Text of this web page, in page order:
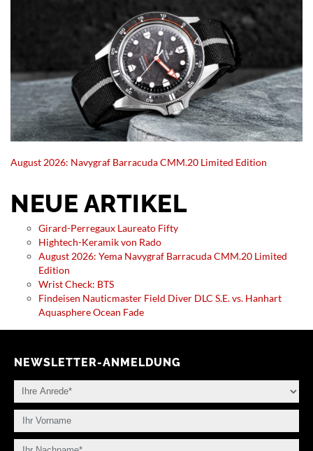
August 2026: Navygraf Barracuda CMM.20 Limited Edition
NEUE ARTIKEL
Girard-Perregaux Laureato Fifty
Hightech-Keramik von Rado
August 2026: Yema Navygraf Barracuda CMM.20 Limited
Edition
Wrist Check: BTS
Findeisen Nauticmaster Field Diver DLC S.E. vs. Hanhart
Aquasphere Ocean Fade
NEWSLETTER-ANMELDUNG